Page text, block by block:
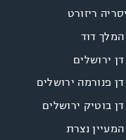
ריזורט
המלך דוד
דן ירושלים
דן פנורמה ירושלים
דן בוטיק ירושלים
המעיין נצרת